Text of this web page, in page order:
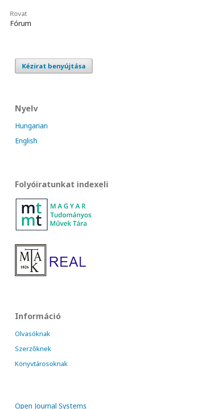
Rovat
Fórum
Kézirat benyújtása
Nyelv
Hungarian
English
Folyóiratunkat indexeli
Információ
Olvasóknak
Szerzőknek
Könyvtárosoknak
Open Journal Systems